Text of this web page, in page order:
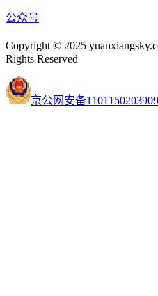
公众号
Copyright © 2025
Rights Reserved
京公网安备